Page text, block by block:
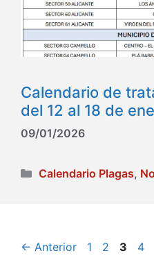
Calendario de
del 12 al 18 de
09/01/2026
Categorías
Calendario Plagas,
← Anterior Página
1 Página
2 Página
3 4